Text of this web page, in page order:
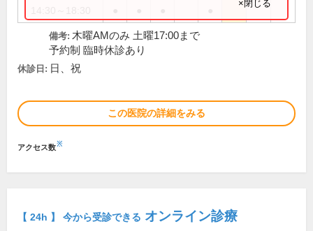
×閉じる
備考: 木曜AMのみ 土曜17:00まで
予約制 臨時休診あり
休診日: 日、祝
この医院の詳細をみる
アクセス数※
【 24h 】 今から受診できる オンライン診療